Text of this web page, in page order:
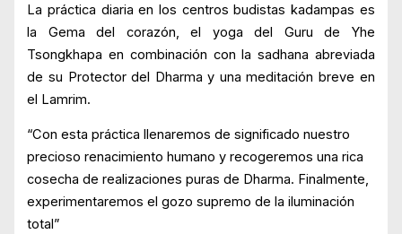
La práctica diaria en los centros budistas kadampas es
la Gema del corazón, el yoga del Guru de Yhe
Tsongkhapa en combinación con la sadhana abreviada
de su Protector del Dharma y una meditación breve en
el Lamrim.
“Con esta práctica llenaremos de significado nuestro
precioso renacimiento humano y recogeremos una rica
cosecha de realizaciones puras de Dharma. Finalmente,
experimentaremos el gozo supremo de la iluminación
total”